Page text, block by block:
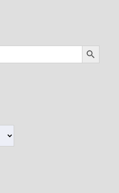
Search Button